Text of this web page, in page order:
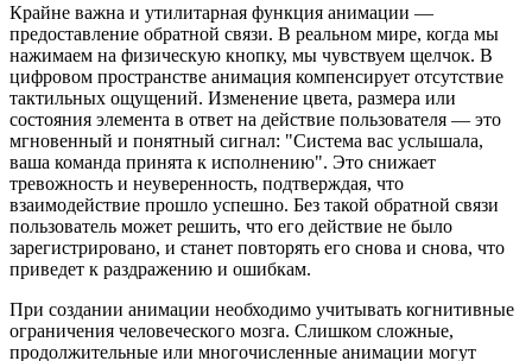
Крайне важна и утилитарная функция анимации —
предоставление обратной связи. В реальном мире, когда мы
нажимаем на физическую кнопку, мы чувствуем щелчок. В
цифровом пространстве анимация компенсирует отсутствие
тактильных ощущений. Изменение цвета, размера или
состояния элемента в ответ на действие пользователя — это
мгновенный и понятный сигнал: "Система вас услышала,
ваша команда принята к исполнению". Это снижает
тревожность и неуверенность, подтверждая, что
взаимодействие прошло успешно. Без такой обратной связи
пользователь может решить, что его действие не было
зарегистрировано, и станет повторять его снова и снова, что
приведет к раздражению и ошибкам.
При создании анимации необходимо учитывать когнитивные
ограничения человеческого мозга. Слишком сложные,
продолжительные или многочисленные анимации могут